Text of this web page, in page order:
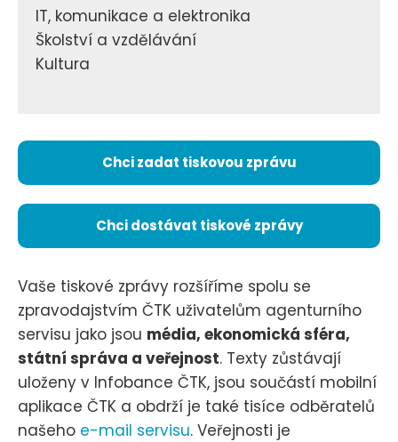
IT, komunikace a elektronika
Školství a vzdělávání
Kultura
Chci zadat tiskovou zprávu
Chci dostávat tiskové zprávy
Vaše tiskové zprávy rozšíříme spolu se
zpravodajstvím ČTK uživatelům agenturního
servisu jako jsou média, ekonomická sféra,
státní správa a veřejnost. Texty zůstávají
uloženy v Infobance ČTK, jsou součástí mobilní
aplikace ČTK a obdrží je také tisíce odběratelů
našeho e-mail servisu. Veřejnosti je